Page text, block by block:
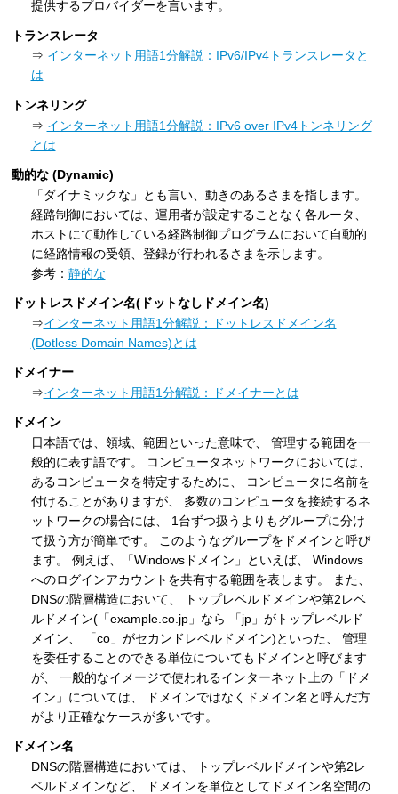
提供するプロバイダーを言います。
トランスレータ
⇒ インターネット用語1分解説：IPv6/IPv4トランスレータと
は
トンネリング
⇒ インターネット用語1分解説：IPv6 over IPv4トンネリング
とは
動的な (Dynamic)
「ダイナミックな」とも言い、動きのあるさまを指します。
経路制御においては、運用者が設定することなく各ルータ、
ホストにて動作している経路制御プログラムにおいて自動的
に経路情報の受領、登録が行われるさまを示します。
参考： 静的な
ドットレスドメイン名(ドットなしドメイン名)
⇒インターネット用語1分解説：ドットレスドメイン名
(Dotless Domain Names)とは
ドメイナー
⇒インターネット用語1分解説：ドメイナーとは
ドメイン
日本語では、領域、範囲といった意味で、 管理する範囲を一
般的に表す語です。 コンピュータネットワークにおいては、
あるコンピュータを特定するために、 コンピュータに名前を
付けることがありますが、 多数のコンピュータを接続するネ
ットワークの場合には、 1台ずつ扱うよりもグループに分け
て扱う方が簡単です。 このようなグループをドメインと呼び
ます。 例えば、「Windowsドメイン」といえば、 Windows
へのログインアカウントを共有する範囲を表します。 また、
DNSの階層構造において、 トップレベルドメインや第2レベ
ルドメイン(「example.co.jp」なら 「jp」がトップレベルド
メイン、 「co」がセカンドレベルドメイン)といった、 管理
を委任することのできる単位についてもドメインと呼びます
が、 一般的なイメージで使われるインターネット上の「ドメ
イン」については、 ドメインではなくドメイン名と呼んだ方
がより正確なケースが多いです。
ドメイン名
DNSの階層構造においては、 トップレベルドメインや第2レ
ベルドメインなど、 ドメインを単位としてドメイン名空間の